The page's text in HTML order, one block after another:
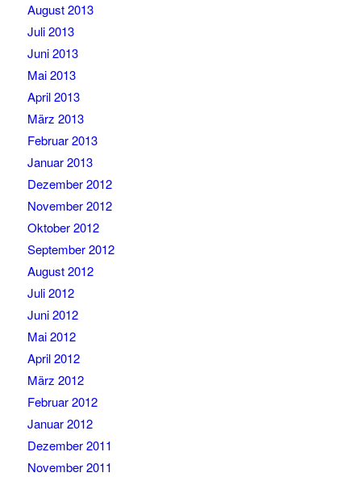
August 2013
Juli 2013
Juni 2013
Mai 2013
April 2013
März 2013
Februar 2013
Januar 2013
Dezember 2012
November 2012
Oktober 2012
September 2012
August 2012
Juli 2012
Juni 2012
Mai 2012
April 2012
März 2012
Februar 2012
Januar 2012
Dezember 2011
November 2011